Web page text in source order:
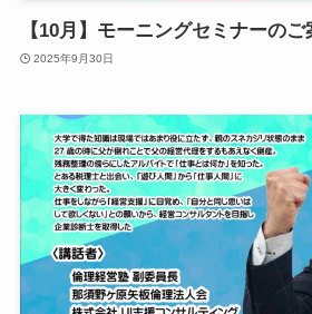
【10月】モーニングセミナーのご
2025年9月30日